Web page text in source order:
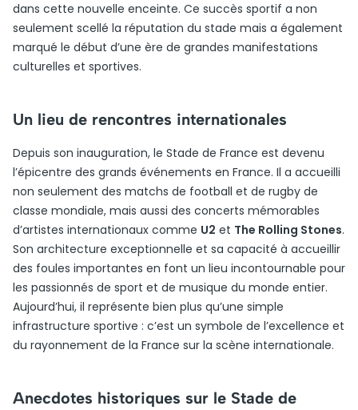
dans cette nouvelle enceinte. Ce succès sportif a non
seulement scellé la réputation du stade mais a également
marqué le début d’une ère de grandes manifestations
culturelles et sportives.
Un lieu de rencontres internationales
Depuis son inauguration, le Stade de France est devenu
l’épicentre des grands événements en France. Il a accueilli
non seulement des matchs de football et de rugby de
classe mondiale, mais aussi des concerts mémorables
d’artistes internationaux comme U2 et The Rolling Stones.
Son architecture exceptionnelle et sa capacité à accueillir
des foules importantes en font un lieu incontournable pour
les passionnés de sport et de musique du monde entier.
Aujourd’hui, il représente bien plus qu’une simple
infrastructure sportive : c’est un symbole de l’excellence et
du rayonnement de la France sur la scène internationale.
Anecdotes historiques sur le Stade de